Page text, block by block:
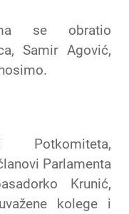
se obratio
Samir Agović,
Potkomiteta,
Parlamenta
Krunić,
kolege i